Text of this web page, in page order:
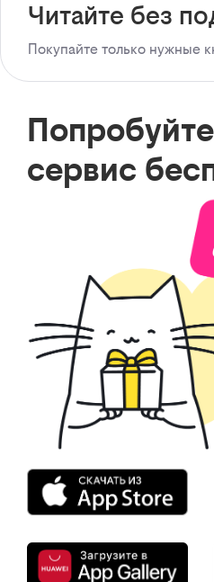
Читайте без
Покупайте только нужные
сервис